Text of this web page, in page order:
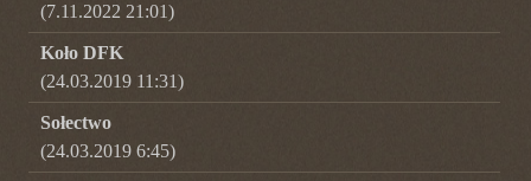
(7.11.2022 21:01)
Koło DFK
(24.03.2019 11:31)
Sołectwo
(24.03.2019 6:45)